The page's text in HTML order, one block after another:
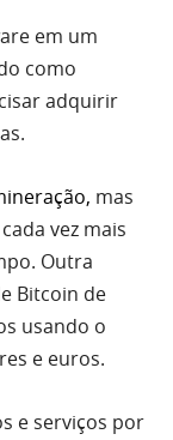
em um
como
adquirir
, mas
vez mais
Outra
Bitcoin de
usando o
e euros.
e serviços por